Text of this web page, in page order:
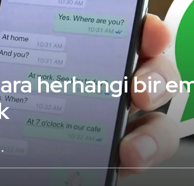
herhangi bir
Emoji